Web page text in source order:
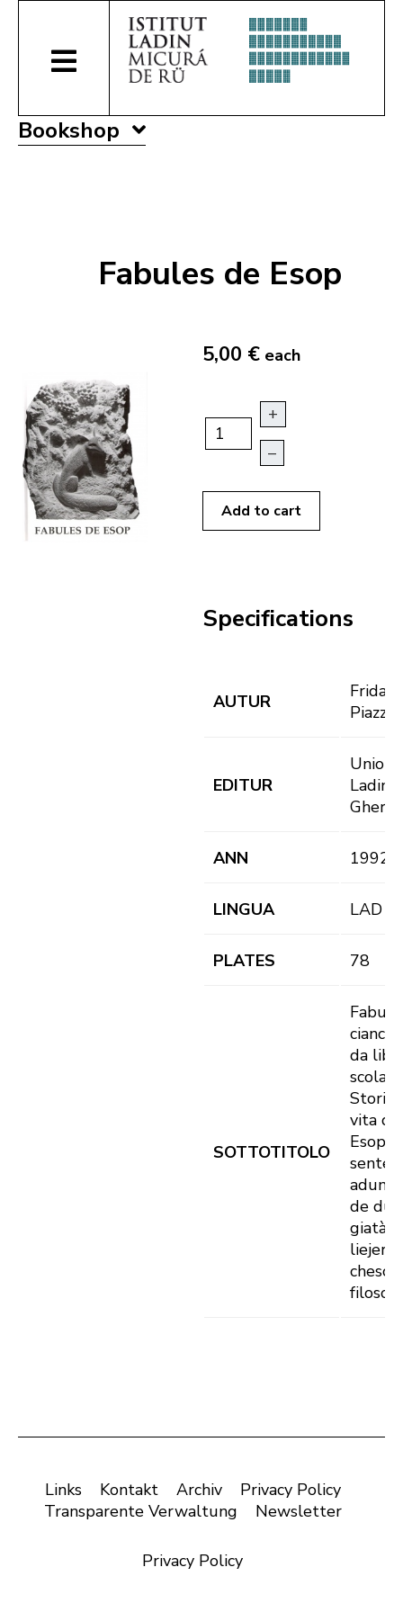
Bookshop
Fabules de Esop
5,00 € each
+
–
Add to cart
Specifications
AUTUR
Frida
Piazza
EDITUR
Union
Ladins
ANN 1992
LINGUA LAD
PLATES 78
SOTTOTITOLO
da
scola.
Storia
vita de
Esop
adum
de
giatà
liejer
chesc
filosof
Links Kontakt Archiv
Privacy Policy
Transparente Verwaltung
Newsletter
Privacy Policy